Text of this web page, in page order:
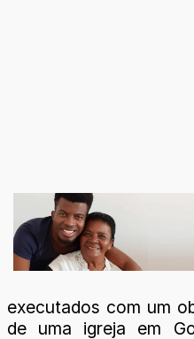
executados com um
de uma igreja em